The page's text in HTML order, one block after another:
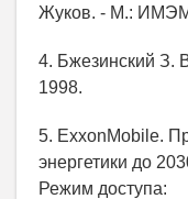
Жуков. - М.:
4. Бжезинский З.
1998.
5. ExxonMobile.
энергетики до
Режим доступа: